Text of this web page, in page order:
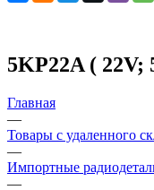
5KP22A ( 22V;
Главная
—
Товары с удаленного
—
Импортные
—